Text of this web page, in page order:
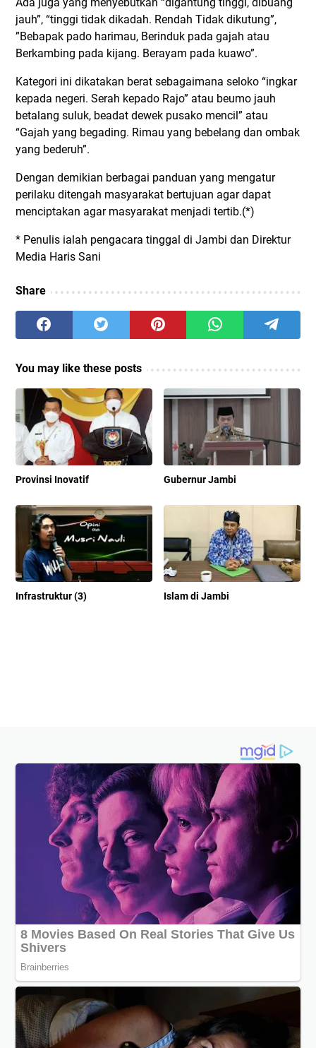
jauh”, “tinggi tidak dikadah. Rendah Tidak dikutung”,
”Bebapak pado harimau, Berinduk pada gajah atau
Berkambing pada kijang. Berayam pada kuawo”.
Kategori ini dikatakan berat sebagaimana seloko “ingkar
kepada negeri. Serah kepado Rajo” atau beumo jauh
betalang suluk, beadat dewek pusako mencil” atau
“Gajah yang begading. Rimau yang bebelang dan ombak
yang bederuh”.
Dengan demikian berbagai panduan yang mengatur
perilaku ditengah masyarakat bertujuan agar dapat
menciptakan agar masyarakat menjadi tertib.(*)
* Penulis ialah pengacara tinggal di Jambi dan Direktur
Media Haris Sani
Share
You may like these posts
Provinsi Inovatif Gubernur Jambi
Infrastruktur (3) Islam di Jambi